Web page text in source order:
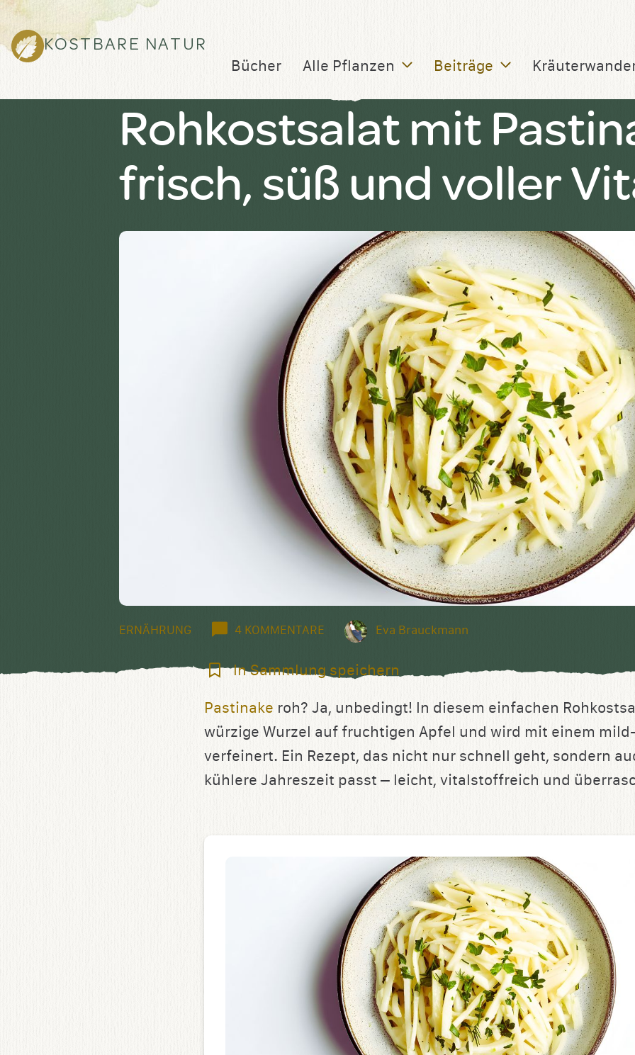
KOSTBARE NATUR
Bücher Alle Pflanzen Beiträge
Rohkostsalat mit
frisch, süß und voller
ERNÄHRUNG 4 KOMMENTARE Eva Brauckmann
In
speichern
In Sammlung speichern
Pastinake roh? Ja, unbedingt! In diesem einfachen
würzige Wurzel auf fruchtigen Apfel und wird mit einem
verfeinert. Ein Rezept, das nicht nur schnell geht, sondern
kühlere Jahreszeit passt – leicht, vitalstoffreich und